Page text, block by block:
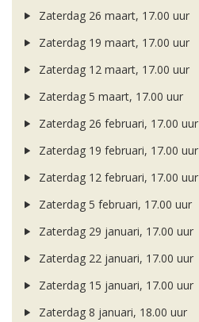
Zaterdag 26 maart, 17.00 uur
Zaterdag 19 maart, 17.00 uur
Zaterdag 12 maart, 17.00 uur
Zaterdag 5 maart, 17.00 uur
Zaterdag 26 februari, 17.00 uur
Zaterdag 19 februari, 17.00 uur
Zaterdag 12 februari, 17.00 uur
Zaterdag 5 februari, 17.00 uur
Zaterdag 29 januari, 17.00 uur
Zaterdag 22 januari, 17.00 uur
Zaterdag 15 januari, 17.00 uur
Zaterdag 8 januari, 18.00 uur